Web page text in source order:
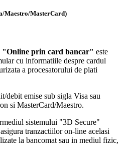
Maestro/MasterCard)
"Online prin card bancar" este
cu informatiile despre cardul
a procesatorului de plati
debit emise sub sigla Visa sau
si MasterCard/Maestro.
sistemului "3D Secure"
tranzactiilor on-line acelasi
la bancomat sau in mediul fizic,